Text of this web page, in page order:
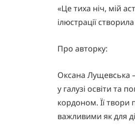
«Це тиха ніч, мій
ілюстрації
Про авторку:
Оксана Лущевська
у галузі освіти та
кордоном. Її твори
важливими як для